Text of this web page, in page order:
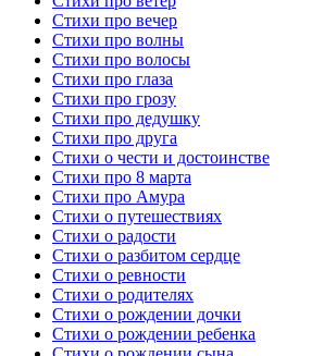
Стихи про вечер
Стихи про волны
Стихи про волосы
Стихи про глаза
Стихи про грозу
Стихи про дедушку
Стихи про друга
Стихи о чести и достоинстве
Стихи про 8 марта
Стихи про Амура
Стихи о путешествиях
Стихи о радости
Стихи о разбитом сердце
Стихи о ревности
Стихи о родителях
Стихи о рождении дочки
Стихи о рождении ребенка